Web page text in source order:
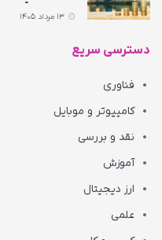
دسترسی سریع
فناوری
کامپیوتر و موبایل
نقد و بررسی
آموزش
ارز دیجیتال
علمی